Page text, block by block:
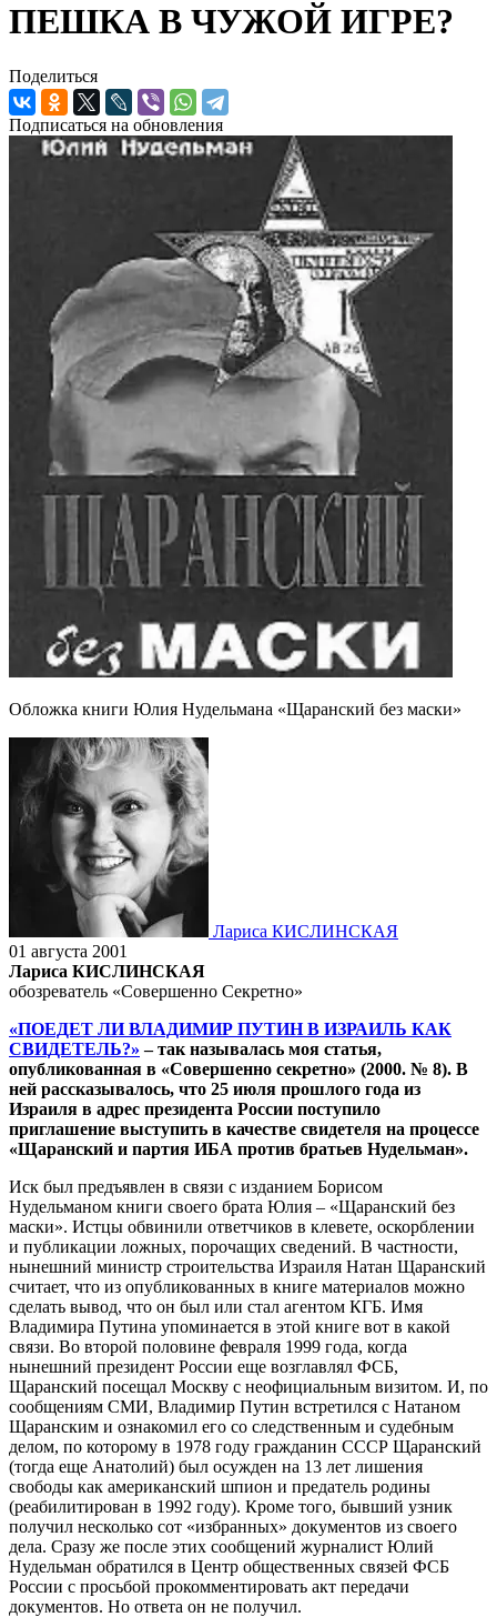
ПЕШКА В ЧУЖОЙ ИГРЕ?
Поделиться
Подписаться на обновления
Обложка книги Юлия Нудельмана «Щаранский без маски»
Лариса КИСЛИНСКАЯ
01 августа 2001
Лариса КИСЛИНСКАЯ
обозреватель «Совершенно Секретно»
«ПОЕДЕТ ЛИ ВЛАДИМИР ПУТИН В ИЗРАИЛЬ КАК
СВИДЕТЕЛЬ?» – так называлась моя статья,
опубликованная в «Совершенно секретно» (2000. № 8). В
ней рассказывалось, что 25 июля прошлого года из
Израиля в адрес президента России поступило
приглашение выступить в качестве свидетеля на процессе
«Щаранский и партия ИБА против братьев Нудельман».
Иск был предъявлен в связи с изданием Борисом
Нудельманом книги своего брата Юлия – «Щаранский без
маски». Истцы обвинили ответчиков в клевете, оскорблении
и публикации ложных, порочащих сведений. В частности,
нынешний министр строительства Израиля Натан Щаранский
считает, что из опубликованных в книге материалов можно
сделать вывод, что он был или стал агентом КГБ. Имя
Владимира Путина упоминается в этой книге вот в какой
связи. Во второй половине февраля 1999 года, когда
нынешний президент России еще возглавлял ФСБ,
Щаранский посещал Москву с неофициальным визитом. И, по
сообщениям СМИ, Владимир Путин встретился с Натаном
Щаранским и ознакомил его со следственным и судебным
делом, по которому в 1978 году гражданин СССР Щаранский
(тогда еще Анатолий) был осужден на 13 лет лишения
свободы как американский шпион и предатель родины
(реабилитирован в 1992 году). Кроме того, бывший узник
получил несколько сот «избранных» документов из своего
дела. Сразу же после этих сообщений журналист Юлий
Нудельман обратился в Центр общественных связей ФСБ
России с просьбой прокомментировать акт передачи
документов. Но ответа он не получил.